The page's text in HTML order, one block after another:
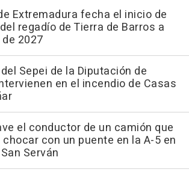
Extremadura fecha el inicio de
regadío de Tierra de Barros a
2027
Sepei de la Diputación de
en el incendio de Casas
el conductor de un camión que
con un puente en la A-5 en
Serván